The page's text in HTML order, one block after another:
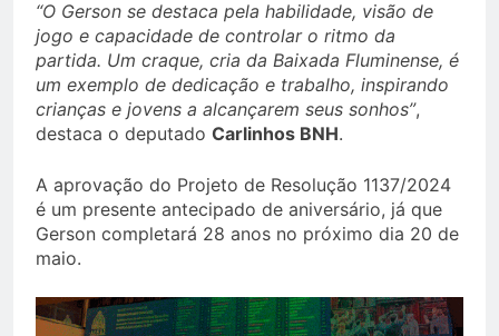
“O Gerson se destaca pela habilidade, visão de
jogo e capacidade de controlar o ritmo da
partida. Um craque, cria da Baixada Fluminense, é
um exemplo de dedicação e trabalho, inspirando
crianças e jovens a alcançarem seus sonhos”,
destaca o deputado Carlinhos BNH.
A aprovação do Projeto de Resolução 1137/2024
é um presente antecipado de aniversário, já que
Gerson completará 28 anos no próximo dia 20 de
maio.